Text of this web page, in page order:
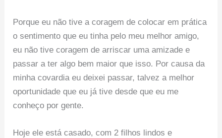
Porque eu não tive a coragem de colocar em prática
o sentimento que eu tinha pelo meu melhor amigo,
eu não tive coragem de arriscar uma amizade e
passar a ter algo bem maior que isso. Por causa da
minha covardia eu deixei passar, talvez a melhor
oportunidade que eu já tive desde que eu me
conheço por gente.
Hoje ele está casado, com 2 filhos lindos e